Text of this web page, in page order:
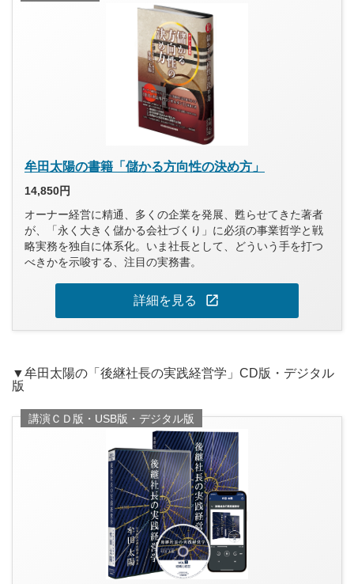
牟田太陽の書籍「儲かる方向性の決め方」
14,850円
オーナー経営に精通、多くの企業を発展、甦らせてきた著者
が、「永く大きく儲かる会社づくり」に必須の事業哲学と戦
略実務を独自に体系化。いま社長として、どういう手を打つ
べきかを示唆する、注目の実務書。
詳細を見る open_in_new
▼牟田太陽の「後継社長の実践経営学」CD版・デジタル
版
講演ＣＤ版・USB版・デジタル版